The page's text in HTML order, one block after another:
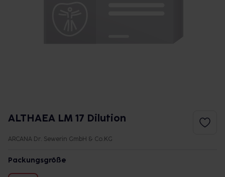
ALTHAEA LM 17 Dilution
ARCANA Dr. Sewerin GmbH & Co.KG
Packungsgröße